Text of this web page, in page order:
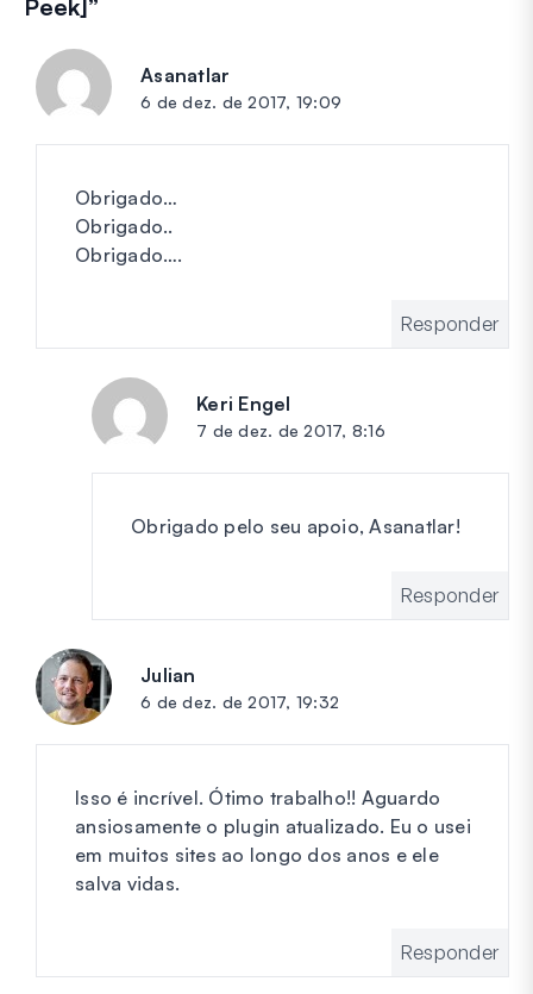
Peek]”
Asanatlar
6 de dez. de 2017, 19:09
Obrigado…
Obrigado..
Obrigado….
Responder
Keri Engel
7 de dez. de 2017, 8:16
Obrigado pelo seu apoio, Asanatlar!
Responder
Julian
6 de dez. de 2017, 19:32
Isso é incrível. Ótimo trabalho!! Aguardo
ansiosamente o plugin atualizado. Eu o usei
em muitos sites ao longo dos anos e ele
salva vidas.
Responder